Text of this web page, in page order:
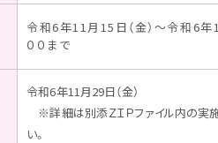
令和6年11月15日（金）～令和6年
００まで
令和6年11月29日（金）
※詳細は別添ＺＩＰファイル内の実
い。